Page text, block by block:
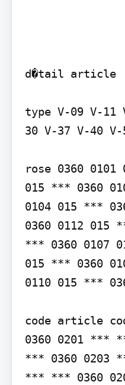
d�tail article
type V-09 V-11
30 V-37 V-40
rose 0360 0101
015 *** 0360
0104 015 ***
0360 0112 015
*** 0360 0107
015 *** 0360
0110 015 ***
code article
0360 0201 ***
*** 0360 0203
*** *** 0360